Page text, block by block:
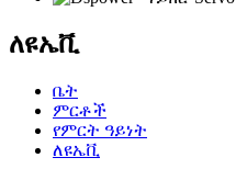
ለዩኤቪ
ቤት
ምርቶች
የምርት ዓይነት
ለዩኤቪ